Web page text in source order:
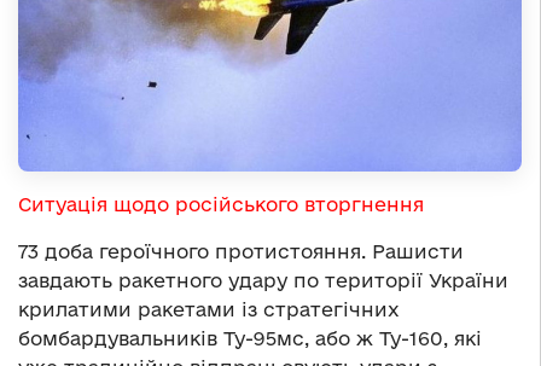
Ситуація щодо російського вторгнення
73 доба героїчного протистояння. Рашисти
завдають ракетного удару по території України
крилатими ракетами із стратегічних
бомбардувальників Ту-95мс, або ж Ту-160, які